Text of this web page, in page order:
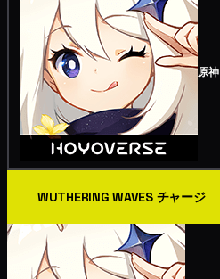
原神
WUTHERING WAVES チャージ